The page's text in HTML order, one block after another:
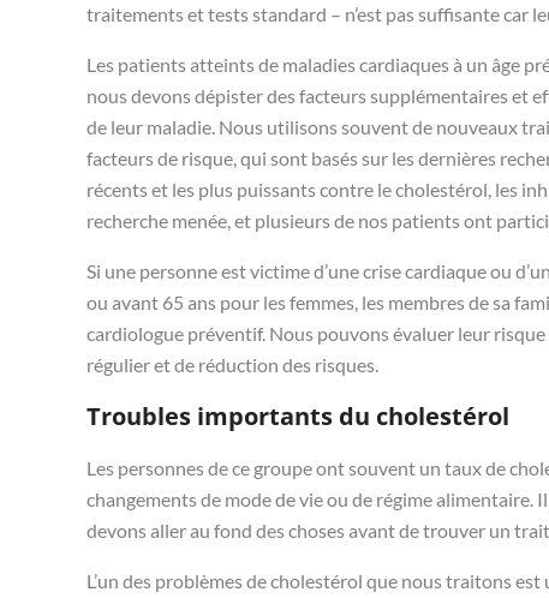
traitements et tests standard – n’est pas suffisante car
Les patients atteints de maladies cardiaques à un âge
nous devons dépister des facteurs supplémentaires et
de leur maladie. Nous utilisons souvent de nouveaux
facteurs de risque, qui sont basés sur les dernières
récents et les plus puissants contre le cholestérol, les
recherche menée, et plusieurs de nos patients ont
Si une personne est victime d’une crise cardiaque ou
ou avant 65 ans pour les femmes, les membres de sa
cardiologue préventif. Nous pouvons évaluer leur
régulier et de réduction des risques.
Troubles importants du cholestérol
Les personnes de ce groupe ont souvent un taux de
changements de mode de vie ou de régime alimentaire.
devons aller au fond des choses avant de trouver un
L’un des problèmes de cholestérol que nous traitons